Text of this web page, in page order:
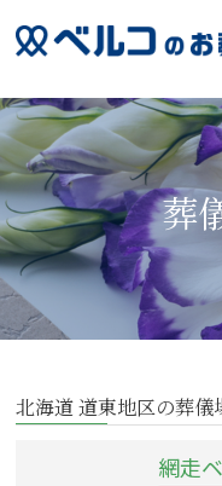
葬
北海道 道東地区の葬儀
網走